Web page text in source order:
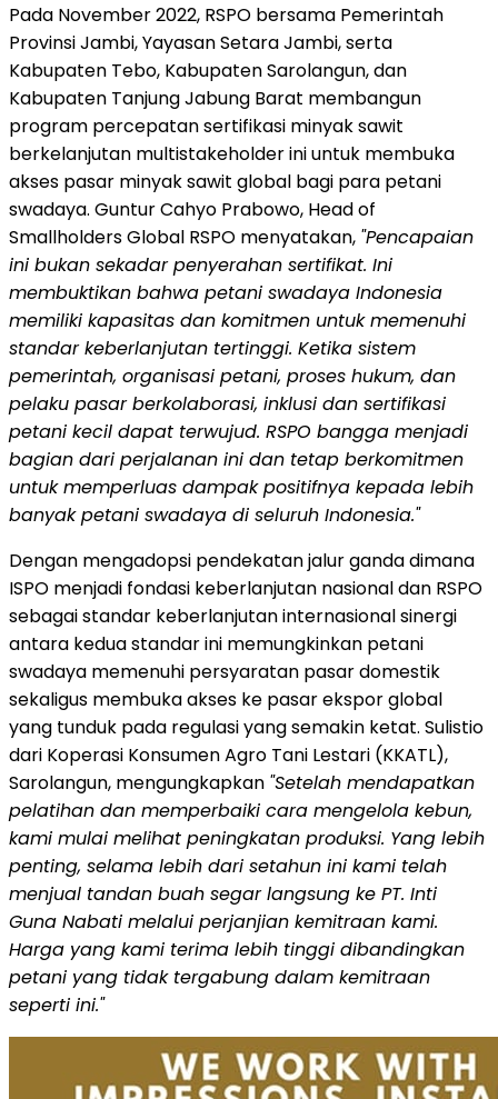
Pada November 2022, RSPO bersama Pemerintah
Provinsi Jambi, Yayasan Setara Jambi, serta
Kabupaten Tebo, Kabupaten Sarolangun, dan
Kabupaten Tanjung Jabung Barat membangun
program percepatan sertifikasi minyak sawit
berkelanjutan multistakeholder ini untuk membuka
akses pasar minyak sawit global bagi para petani
swadaya. Guntur Cahyo Prabowo, Head of
Smallholders Global RSPO menyatakan, "Pencapaian
ini bukan sekadar penyerahan sertifikat. Ini
membuktikan bahwa petani swadaya Indonesia
memiliki kapasitas dan komitmen untuk memenuhi
standar keberlanjutan tertinggi. Ketika sistem
pemerintah, organisasi petani, proses hukum, dan
pelaku pasar berkolaborasi, inklusi dan sertifikasi
petani kecil dapat terwujud. RSPO bangga menjadi
bagian dari perjalanan ini dan tetap berkomitmen
untuk memperluas dampak positifnya kepada lebih
banyak petani swadaya di seluruh Indonesia."
Dengan mengadopsi pendekatan jalur ganda dimana
ISPO menjadi fondasi keberlanjutan nasional dan RSPO
sebagai standar keberlanjutan internasional sinergi
antara kedua standar ini memungkinkan petani
swadaya memenuhi persyaratan pasar domestik
sekaligus membuka akses ke pasar ekspor global
yang tunduk pada regulasi yang semakin ketat. Sulistio
dari Koperasi Konsumen Agro Tani Lestari (KKATL),
Sarolangun, mengungkapkan "Setelah mendapatkan
pelatihan dan memperbaiki cara mengelola kebun,
kami mulai melihat peningkatan produksi. Yang lebih
penting, selama lebih dari setahun ini kami telah
menjual tandan buah segar langsung ke PT. Inti
Guna Nabati melalui perjanjian kemitraan kami.
Harga yang kami terima lebih tinggi dibandingkan
petani yang tidak tergabung dalam kemitraan
seperti ini."